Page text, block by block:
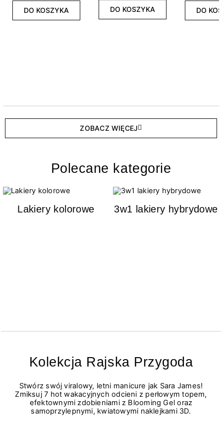
DO KOSZYKA DO KOSZYKA DO
ZOBACZ WIĘCEJ
Polecane kategorie
Lakiery kolorowe 3w1 lakiery hybrydowe
Kolekcja Rajska Przygoda
Stwórz swój viralowy, letni manicure jak Sara James!
Zmiksuj 7 hot wakacyjnych odcieni z perłowym topem,
efektownymi zdobieniami z Blooming Gel oraz
samoprzylepnymi, kwiatowymi naklejkami 3D.